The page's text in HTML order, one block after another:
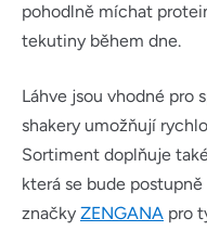
pohodlně míchat
tekutiny během dne.
Láhve jsou vhodné pro
shakery umožňují
Sortiment doplňuje
která se bude
značky ZENGANA pro